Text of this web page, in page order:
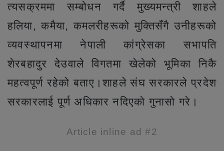
त्यसक्रममा सम्बोधन गर्दै मुख्यमन्त्री शाहले
हलिया, कमैया, कमलरीहरूको मुक्तिसँगै उनीहरूको
व्यवस्थापनमा नेपाली कांग्रेसका सभापति
शेरबहादुर देउवाले विगतमा खेलेको भूमिका निकै
महत्वपूर्ण रहेको बताए।शाहले संघ सरकारले प्रदेश
सरकारलाई पूर्ण अधिकार नदिएको गुनासो गरे।
Article inline ad #2